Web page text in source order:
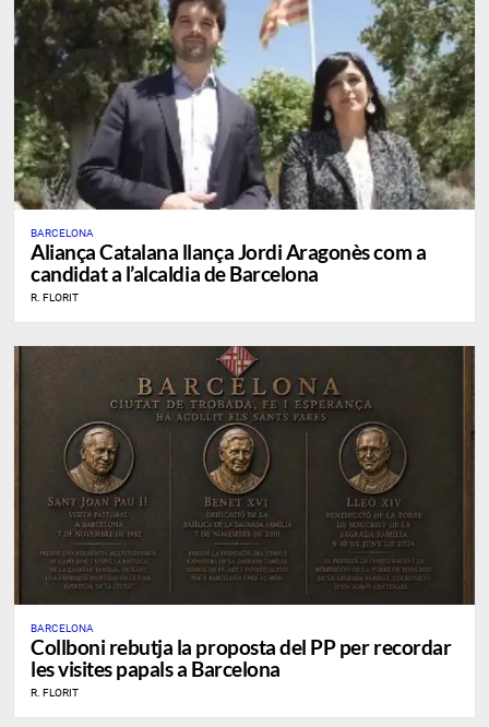
BARCELONA
​Aliança Catalana llança Jordi Aragonès com a
candidat a l’alcaldia de Barcelona
R. FLORIT
BARCELONA
Collboni rebutja la proposta del PP per recordar
les visites papals a Barcelona
R. FLORIT